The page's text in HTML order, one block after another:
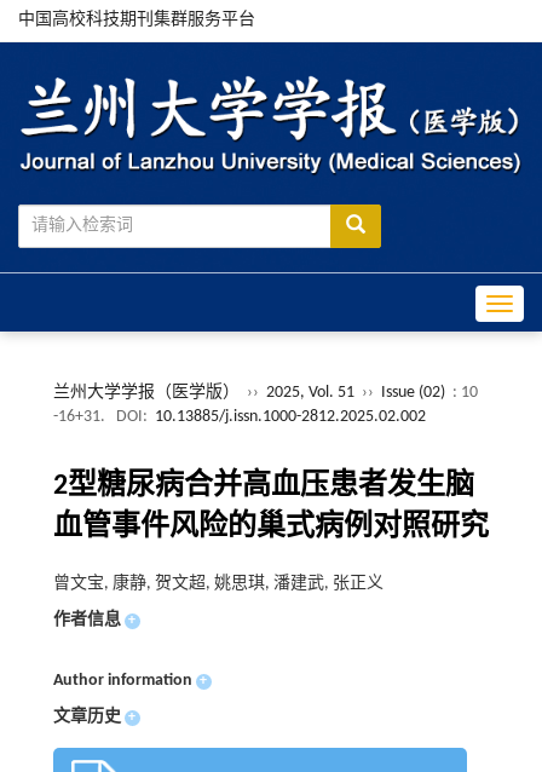
中国高校科技期刊集群服务平台
兰州大学学报（医学版） ›› 2025, Vol. 51 ›› Issue (02) : 10
-16+31.
DOI: 10.13885/j.issn.1000-2812.2025.02.002
2型糖尿病合并高血压患者发生脑
血管事件风险的巢式病例对照研究
曾文宝, 康静, 贺文超, 姚思琪, 潘建武, 张正义
作者信息 +
Author information +
文章历史 +